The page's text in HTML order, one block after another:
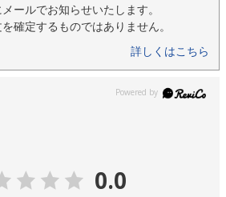
ールでお知らせいたします。
確定するものではありません。
詳しくはこちら
0.0